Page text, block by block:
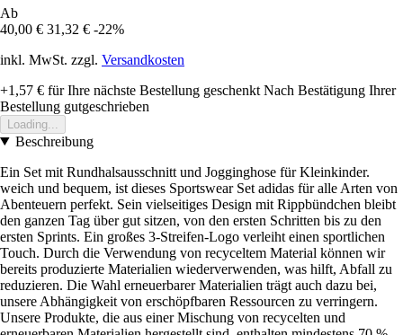
Ab
40,00 € 31,32 € -22%
inkl. MwSt. zzgl. Versandkosten
+1,57 € für Ihre nächste Bestellung geschenkt Nach Bestätigung Ihrer
Bestellung gutgeschrieben
Loading...
Beschreibung
Ein Set mit Rundhalsausschnitt und Jogginghose für Kleinkinder.
weich und bequem, ist dieses Sportswear Set adidas für alle Arten von
Abenteuern perfekt. Sein vielseitiges Design mit Rippbündchen bleibt
den ganzen Tag über gut sitzen, von den ersten Schritten bis zu den
ersten Sprints. Ein großes 3-Streifen-Logo verleiht einen sportlichen
Touch. Durch die Verwendung von recyceltem Material können wir
bereits produzierte Materialien wiederverwenden, was hilft, Abfall zu
reduzieren. Die Wahl erneuerbarer Materialien trägt auch dazu bei,
unsere Abhängigkeit von erschöpfbaren Ressourcen zu verringern.
Unsere Produkte, die aus einer Mischung von recycelten und